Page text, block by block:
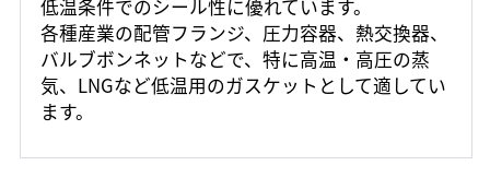
低温条件でのシール性に優れています。
各種産業の配管フランジ、圧力容器、熱交換器、
バルブボンネットなどで、特に高温・高圧の蒸
気、LNGなど低温用のガスケットとして適してい
ます。